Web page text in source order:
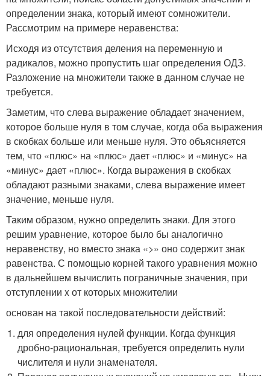
определении знака, который имеют сомножители.
Рассмотрим на примере неравенства:
Исходя из отсутствия деления на переменную и
радикалов, можно пропустить шаг определения ОДЗ.
Разложение на множители также в данном случае не
требуется.
Заметим, что слева выражение обладает значением,
которое больше нуля в том случае, когда оба выражения
в скобках больше или меньше нуля. Это объясняется
тем, что «плюс» на «плюс» дает «плюс» и «минус» на
«минус» дает «плюс». Когда выражения в скобках
обладают разными знаками, слева выражение имеет
значение, меньше нуля.
Таким образом, нужно определить знаки. Для этого
решим уравнение, которое было бы аналогично
неравенству, но вместо знака «>» оно содержит знак
равенства. С помощью корней такого уравнения можно
в дальнейшем вычислить пограничные значения, при
отступлении x от которых множителии
основан на такой последовательности действий:
для определения нулей функции. Когда функция
дробно-рациональная, требуется определить нули
числителя и нули знаменателя.